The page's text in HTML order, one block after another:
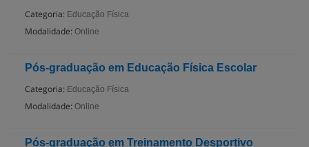
Categoria: Educação Física
Modalidade: Online
Pós-graduação em Educação Física Escolar
Categoria: Educação Física
Modalidade: Online
Pós-graduação em Treinamento Desportivo